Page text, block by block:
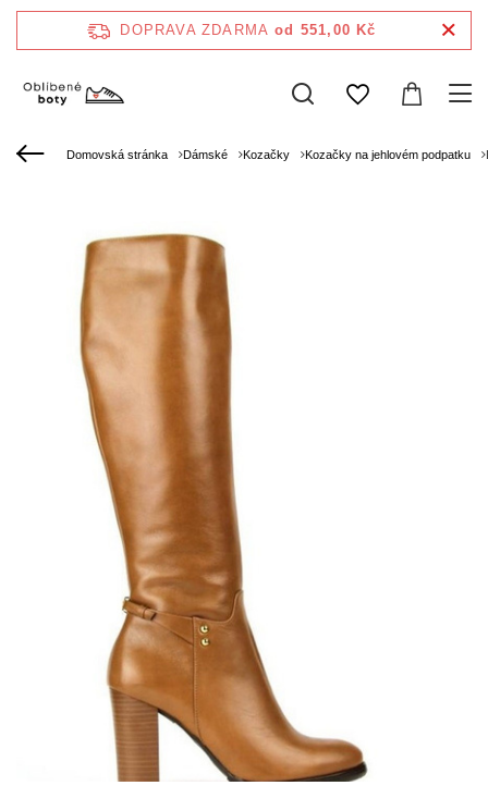
DOPRAVA ZDARMA od 551,00 Kč
Domovská stránka Dámské Kozačky Kozačky na jehlovém podpatku